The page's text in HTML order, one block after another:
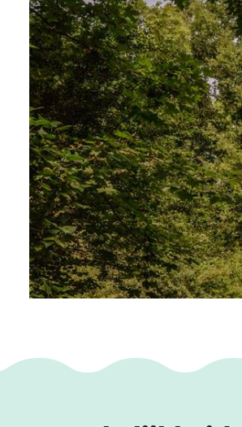
gotische elementen zoals
kapel heeft het IVN-Spau-
de regio. Een stenen
parochiekerk, staat bij de
gerestaureerd, wat wordt
door vrijgevigheid van de
hier schoner overeind."